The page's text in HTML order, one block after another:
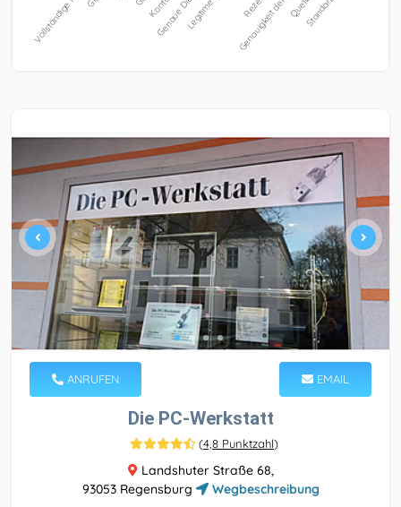
ANRUFEN EMAIL
Die PC-Werkstatt
(4,8 Punktzahl)
Landshuter Straße 68,
93053 Regensburg
Wegbeschreibung